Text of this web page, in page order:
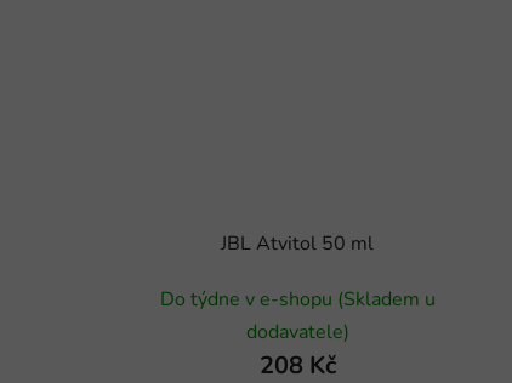
JBL Atvitol 50 ml
Do týdne v e-shopu (Skladem u
dodavatele)
208 Kč